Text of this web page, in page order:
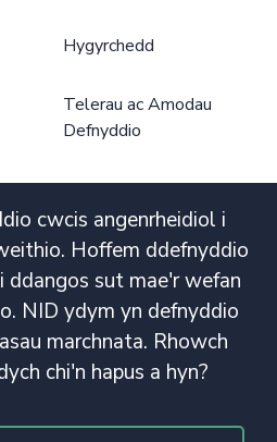
cwcis angenrheidiol i
Hoffem ddefnyddio
ddangos sut mae'r wefan
NID ydym yn defnyddio
marchnata. Rhowch
chi'n hapus a hyn?
Hygyrchedd
Telerau ac Amodau
Defnyddio